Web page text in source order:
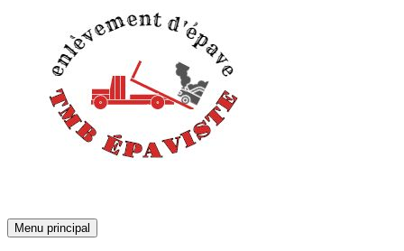
Menu principal